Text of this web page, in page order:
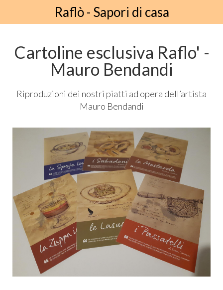
Raflò - Sapori di casa
Cartoline esclusiva Raflo' -
Mauro Bendandi
Riproduzioni dei nostri piatti ad opera dell’artista
Mauro Bendandi